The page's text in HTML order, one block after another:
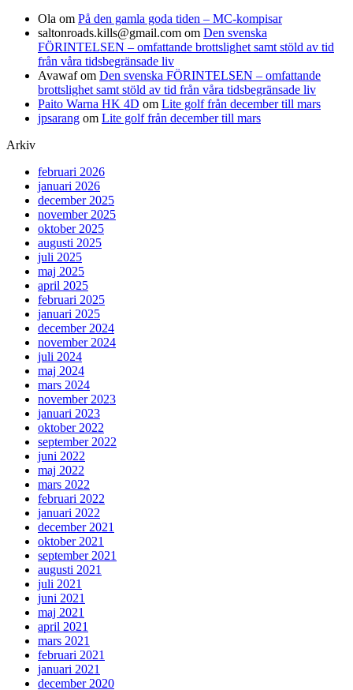
Ola om På den gamla goda tiden – MC-kompisar
saltonroads.kills@gmail.com om Den svenska
FÖRINTELSEN – omfattande brottslighet samt stöld av tid
från våra tidsbegränsade liv
Avawafom Den svenska FÖRINTELSEN – omfattande
brottslighet samt stöld av tid från våra tidsbegränsade liv
Paito Warna HK 4D om Lite golf från december till mars
jpsarang om Lite golf från december till mars
Arkiv
februari 2026
januari 2026
december 2025
november 2025
oktober 2025
augusti 2025
juli 2025
maj 2025
april 2025
februari 2025
januari 2025
december 2024
november 2024
juli 2024
maj 2024
mars 2024
november 2023
januari 2023
oktober 2022
september 2022
juni 2022
maj 2022
mars 2022
februari 2022
januari 2022
december 2021
oktober 2021
september 2021
augusti 2021
juli 2021
juni 2021
maj 2021
april 2021
mars 2021
februari 2021
januari 2021
december 2020